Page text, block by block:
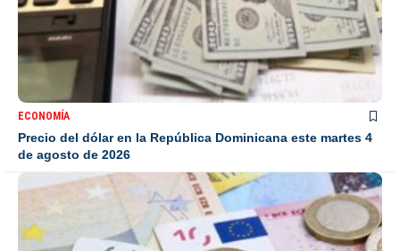
ECONOMÍA
Precio del dólar en la República Dominicana este martes 4
de agosto de 2026